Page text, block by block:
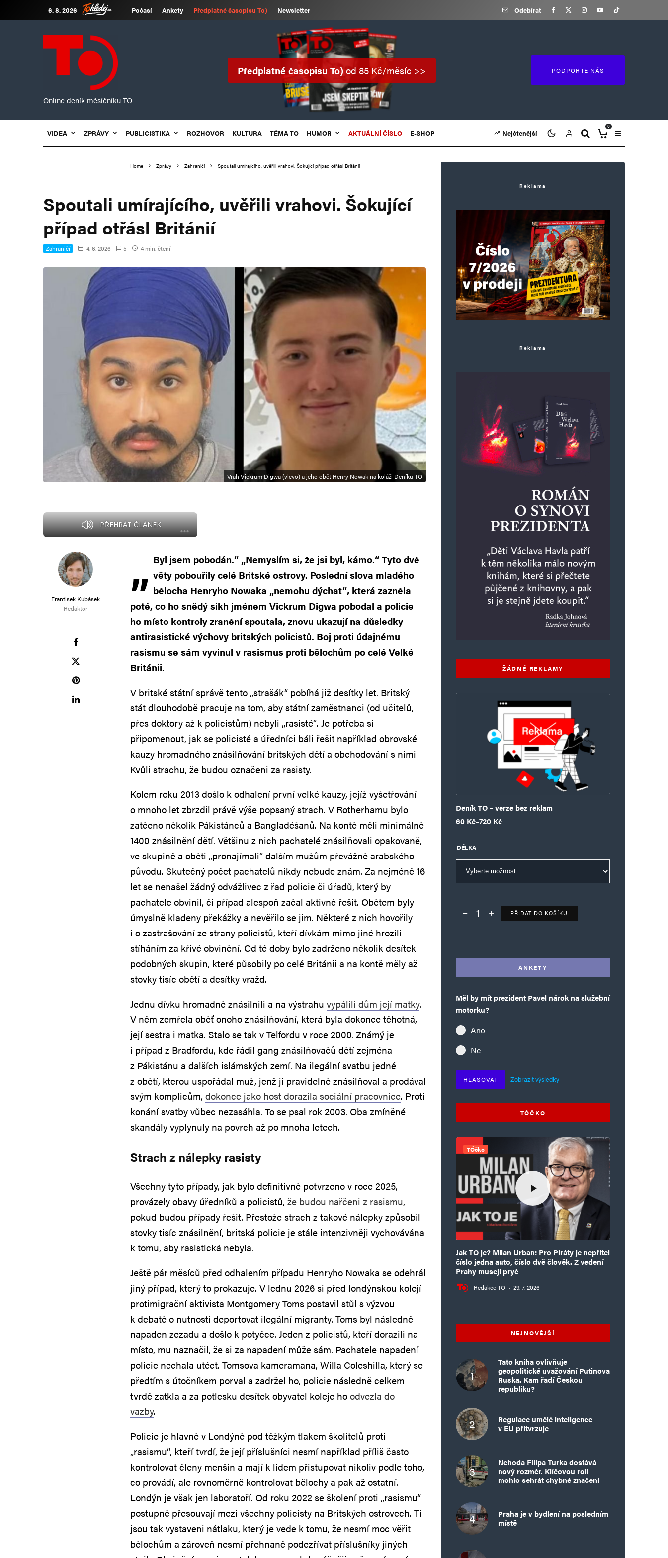
6. 8. 2026 Počasí Ankety Předplatné časopisu To) Newsletter Odebírat
Online deník měsíčníku TO
Předplatné časopisu To)od 85 Kč/měsíc >> PODPOŘTE NÁS
VIDEA ZPRÁVY PUBLICISTIKA ROZHOVOR KULTURA TÉMA TO HUMOR AKTUÁLNÍ ČÍSLO E-SHOP Nejčtenější
0
Home Zprávy Zahraničí Spoutali umírajícího, uvěřili vrahovi. Šokující případ otřásl Británií
Spoutali umírajícího, uvěřili vrahovi. Šokující
případ otřásl Británií
Zahraničí 4. 6. 2026 5 4 min. čtení
Vrah Vickrum Digwa (vlevo) a jeho oběť Henry Nowak na koláži Deníku TO
PŘEHRÁT ČLÁNEK
František Kubásek
Redaktor
„ Byl jsem pobodán.“ „Nemyslím si, že jsi byl, kámo.“ Tyto dvě
věty pobouřily celé Britské ostrovy. Poslední slova mladého
bělocha Henryho Nowaka „nemohu dýchat“, která zazněla
poté, co ho snědý sikh jménem Vickrum Digwa pobodal a policie
ho místo kontroly zranění spoutala, znovu ukazují na důsledky
antirasistické výchovy britských policistů. Boj proti údajnému
rasismu se sám vyvinul v rasismus proti bělochům po celé Velké
Británii.
V britské státní správě tento „strašák“ pobíhá již desítky let. Britský
stát dlouhodobě pracuje na tom, aby státní zaměstnanci (od učitelů,
přes doktory až k policistům) nebyli „rasisté“. Je potřeba si
připomenout, jak se policisté a úředníci báli řešit například obrovské
kauzy hromadného znásilňování britských dětí a obchodování s nimi.
Kvůli strachu, že budou označeni za rasisty.
Kolem roku 2013 došlo k odhalení první velké kauzy, jejíž vyšetřování
o mnoho let zbrzdil právě výše popsaný strach. V Rotherhamu bylo
zatčeno několik Pákistánců a Bangladéšanů. Na kontě měli minimálně
1400 znásilnění dětí. Většinu z nich pachatelé znásilňovali opakovaně,
ve skupině a oběti „pronajímali“ dalším mužům převážně arabského
původu. Skutečný počet pachatelů nikdy nebude znám. Za nejméně 16
let se nenašel žádný odvážlivec z řad policie či úřadů, který by
pachatele obvinil, či případ alespoň začal aktivně řešit. Obětem byly
úmyslně kladeny překážky a nevěřilo se jim. Některé z nich hovořily
i o zastrašování ze strany policistů, kteří dívkám mimo jiné hrozili
stíháním za křivé obvinění. Od té doby bylo zadrženo několik desítek
podobných skupin, které působily po celé Británii a na kontě měly až
stovky tisíc obětí a desítky vražd.
Jednu dívku hromadně znásilnili a na výstrahu vypálili dům její matky.
V něm zemřela oběť onoho znásilňování, která byla dokonce těhotná,
její sestra i matka. Stalo se tak v Telfordu v roce 2000. Známý je
i případ z Bradfordu, kde řádil gang znásilňovačů dětí zejména
z Pákistánu a dalších islámských zemí. Na ilegální svatbu jedné
z obětí, kterou uspořádal muž, jenž ji pravidelně znásilňoval a prodával
svým komplicům, dokonce jako host dorazila sociální pracovnice. Proti
konání svatby vůbec nezasáhla. To se psal rok 2003. Oba zmíněné
skandály vyplynuly na povrch až po mnoha letech.
Strach z nálepky rasisty
Všechny tyto případy, jak bylo definitivně potvrzeno v roce 2025,
provázely obavy úředníků a policistů, že budou nařčeni z rasismu,
pokud budou případy řešit. Přestože strach z takové nálepky způsobil
stovky tisíc znásilnění, britská policie je stále intenzivněji vychovávána
k tomu, aby rasistická nebyla.
Ještě pár měsíců před odhalením případu Henryho Nowaka se odehrál
jiný případ, který to prokazuje. V lednu 2026 si před londýnskou kolejí
protimigrační aktivista Montgomery Toms postavil stůl s výzvou
k debatě o nutnosti deportovat ilegální migranty. Toms byl následně
napaden zezadu a došlo k potyčce. Jeden z policistů, kteří dorazili na
místo, mu naznačil, že si za napadení může sám. Pachatele napadení
policie nechala utéct. Tomsova kameramana, Willa Coleshilla, který se
předtím s útočníkem porval a zadržel ho, policie následně celkem
tvrdě zatkla a za potlesku desítek obyvatel koleje hoodvezla do
vazby.
Policie je hlavně v Londýně pod těžkým tlakem školitelů proti
„rasismu“, kteří tvrdí, že její příslušníci nesmí například příliš často
kontrolovat členy menšin a mají k lidem přistupovat nikoliv podle toho,
co provádí, ale rovnoměrně kontrolovat bělochy a pak až ostatní.
Londýn je však jen laboratoří. Od roku 2022 se školení proti „rasismu“
postupně přesouvají mezi všechny policisty na Britských ostrovech. Ti
jsou tak vystaveni nátlaku, který je vede k tomu, že nesmí moc věřit
bělochům a zároveň nesmí přehnaně podezřívat příslušníky jiných
Reklama
Reklama
ŽÁDNÉ REKLAMY
Deník TO – verze bez reklam
60 Kč–720 Kč
Rozpětí cen: 60 Kč až 720 Kč
DÉLKA
Deník TO – verze bez reklam množství
PŘIDAT DO KOŠÍKU
ANKETY
Měl by mít prezident Pavel nárok na služební
motorku?
Ano
Ne
HLASOVAT Zobrazit výsledky
TÓČKO
TÓčko
Jak TO je? Milan Urban: Pro Piráty je nepřítel
číslo jedna auto, číslo dvě člověk. Z vedení
Prahy musejí pryč
Redakce TO · 29. 7. 2026
NEJNOVĚJŠÍ
Tato kniha ovlivňuje
geopolitické uvažování Putinova
Ruska. Kam řadí Českou
republiku?
Regulace umělé inteligence
v EU přitvrzuje
Nehoda Filipa Turka dostává
nový rozměr. Klíčovou roli
mohlo sehrát chybné značení
Praha je v bydlení na posledním
místě